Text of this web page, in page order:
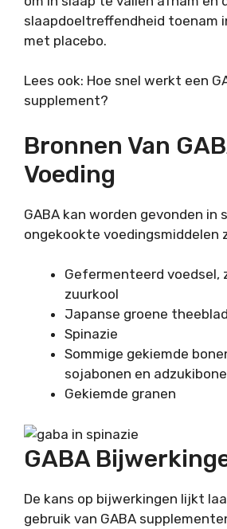
slaapdoeltreffendheid toenam
met placebo.
Lees ook: Hoe snel werkt een
supplement?
Bronnen Van
Voeding
GABA kan worden gevonden in
ongekookte voedingsmiddelen
Gefermenteerd voedsel,
zuurkool
Japanse groene
Spinazie
Sommige gekiemde
sojabonen en
Gekiemde granen
GABA
De kans op bijwerkingen lijkt
gebruik van GABA